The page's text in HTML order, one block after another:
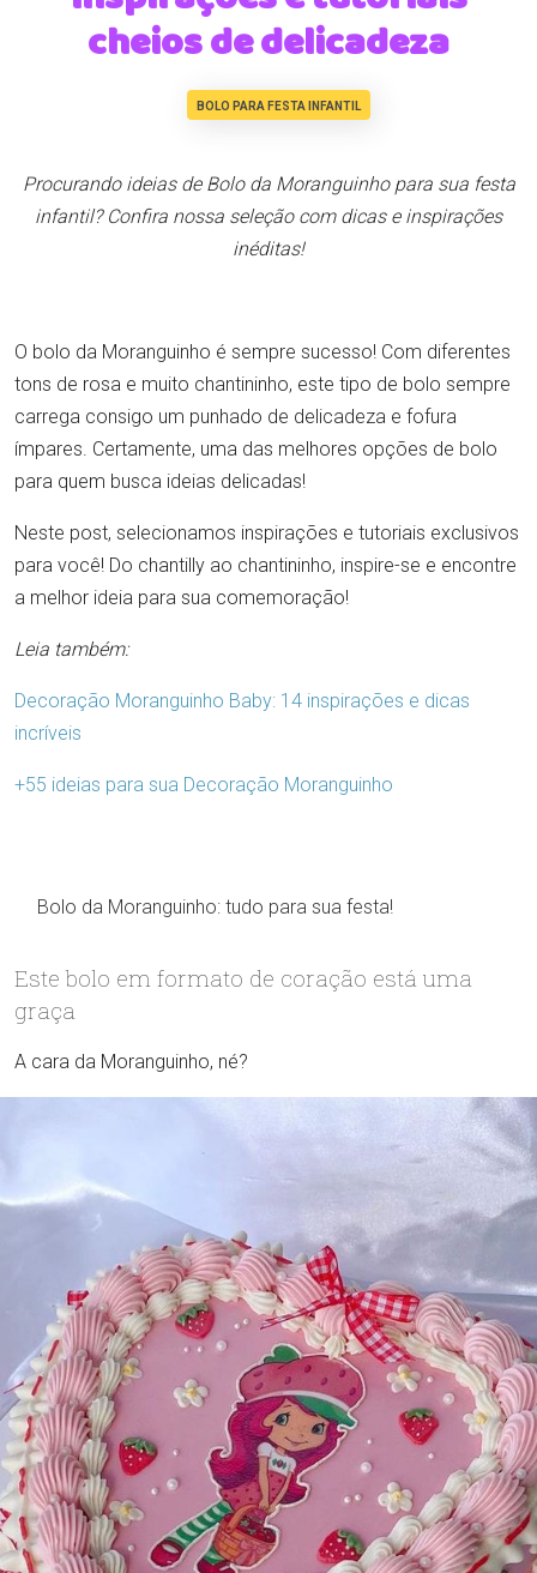
cheios de delicadeza
BOLO PARA FESTA INFANTIL
Procurando ideias de Bolo da Moranguinho para sua festa
infantil? Confira nossa seleção com dicas e inspirações
inéditas!
O bolo da Moranguinho é sempre sucesso! Com diferentes
tons de rosa e muito chantininho, este tipo de bolo sempre
carrega consigo um punhado de delicadeza e fofura
ímpares. Certamente, uma das melhores opções de bolo
para quem busca ideias delicadas!
Neste post, selecionamos inspirações e tutoriais exclusivos
para você! Do chantilly ao chantininho, inspire-se e encontre
a melhor ideia para sua comemoração!
Leia também:
Decoração Moranguinho Baby: 14 inspirações e dicas
incríveis
+55 ideias para sua Decoração Moranguinho
Bolo da Moranguinho: tudo para sua festa!
Este bolo em formato de coração está uma
graça
A cara da Moranguinho, né?